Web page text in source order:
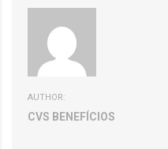
AUTHOR:
CVS BENEFÍCIOS